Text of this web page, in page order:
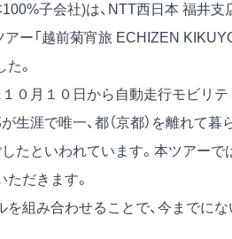
子会社)は、NTT西日本 福井支
アー「越前菊宵旅 ECHIZEN
。
０月１０日から自動走行モビリ
生涯で唯一、都（京都）を離れて
たといわれています。本ツアーで
だきます。
組み合わせることで、今までに